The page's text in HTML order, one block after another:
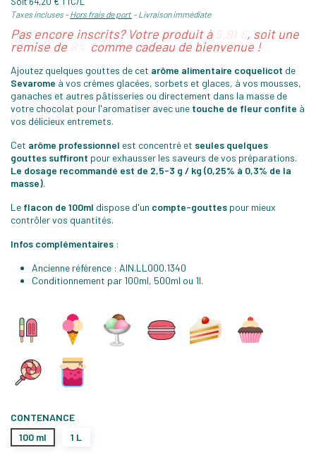
Taxes incluses Hors frais de port Livraison immédiate
Pas encore inscrits? Votre produit à
, soit une
remise de
comme cadeau de bienvenue !
Ajoutez quelques gouttes de cet arôme alimentaire coquelicot de
Sevarome à vos crèmes glacées, sorbets et glaces, à vos mousses,
ganaches et autres pâtisseries ou directement dans la masse de
votre chocolat pour l'aromatiser avec une touche de fleur confite à
vos délicieux entremets.
Cet arôme professionnel est concentré et seules quelques
gouttes suffiront pour exhausser les saveurs de vos préparations.
Le dosage recommandé est de 2,5-3 g / kg (0,25% à 0,3% de la
masse).
Le flacon de 100ml dispose d'un compte-gouttes pour mieux
contrôler vos quantités.
Infos complémentaires :
Ancienne référence : AIN.LL000.1340
Conditionnement par 100ml, 500ml ou 1l.
CONTENANCE
100 ml
1 L